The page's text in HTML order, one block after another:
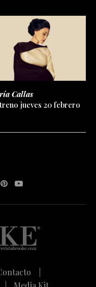
Callas
jueves 20 febrero
|